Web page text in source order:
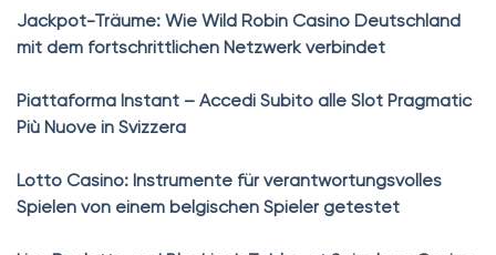
Jackpot-Träume: Wie Wild Robin Casino Deutschland
mit dem fortschrittlichen Netzwerk verbindet
Piattaforma Instant – Accedi Subito alle Slot Pragmatic
Più Nuove in Svizzera
Lotto Casino: Instrumente für verantwortungsvolles
Spielen von einem belgischen Spieler getestet